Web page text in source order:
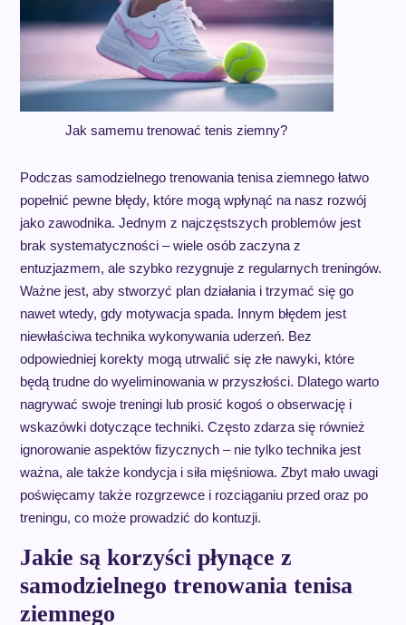
Jak samemu trenować tenis ziemny?
Podczas samodzielnego trenowania tenisa ziemnego łatwo
popełnić pewne błędy, które mogą wpłynąć na nasz rozwój
jako zawodnika. Jednym z najczęstszych problemów jest
brak systematyczności – wiele osób zaczyna z
entuzjazmem, ale szybko rezygnuje z regularnych treningów.
Ważne jest, aby stworzyć plan działania i trzymać się go
nawet wtedy, gdy motywacja spada. Innym błędem jest
niewłaściwa technika wykonywania uderzeń. Bez
odpowiedniej korekty mogą utrwalić się złe nawyki, które
będą trudne do wyeliminowania w przyszłości. Dlatego warto
nagrywać swoje treningi lub prosić kogoś o obserwację i
wskazówki dotyczące techniki. Często zdarza się również
ignorowanie aspektów fizycznych – nie tylko technika jest
ważna, ale także kondycja i siła mięśniowa. Zbyt mało uwagi
poświęcamy także rozgrzewce i rozciąganiu przed oraz po
treningu, co może prowadzić do kontuzji.
Jakie są korzyści płynące z
samodzielnego trenowania tenisa
ziemnego